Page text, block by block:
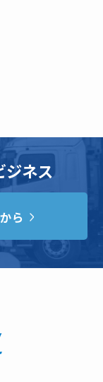
ジネス
ら